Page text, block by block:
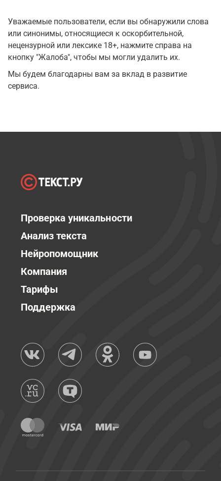
Уважаемые пользователи, если вы обнаружили слова
или синонимы, относящиеся к оскорбительной,
нецензурной или лексике 18+, нажмите справа на
кнопку "Жалоба", чтобы мы могли удалить их.
Мы будем благодарны вам за вклад в развитие
сервиса.
Проверка уникальности
Анализ текста
Нейропомощник
Компания
Тарифы
Поддержка